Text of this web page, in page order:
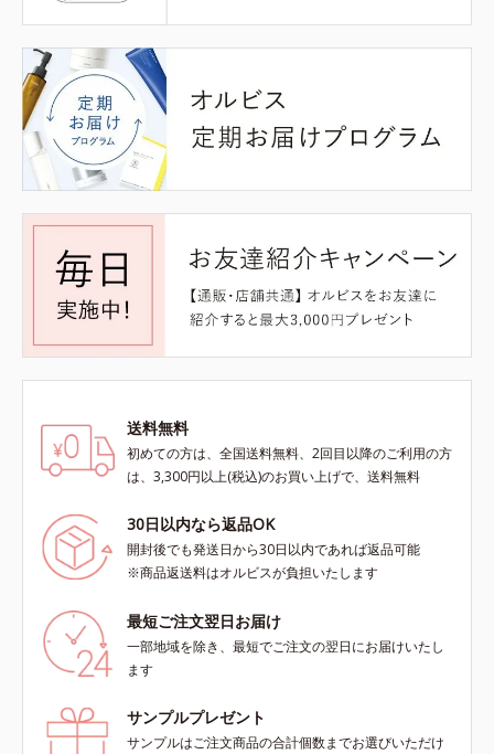
送料無料
初めての方は、全国送料無料、2回目以降のご利用の方
は、3,300円以上(税込)のお買い上げで、送料無料
30日以内なら返品OK
開封後でも発送日から30日以内であれば返品可能
※商品返送料はオルビスが負担いたします
最短ご注文翌日お届け
一部地域を除き、最短でご注文の翌日にお届けいたし
ます
サンプルプレゼント
サンプルはご注文商品の合計個数までお選びいただけ